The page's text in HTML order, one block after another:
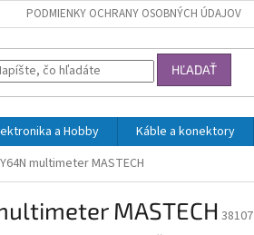
PODMIENKY OCHRANY OSOBNÝCH ÚDAJOV
HĽADAŤ
a Hobby Káble a konektory
multimeter MASTECH
MASTECH38107